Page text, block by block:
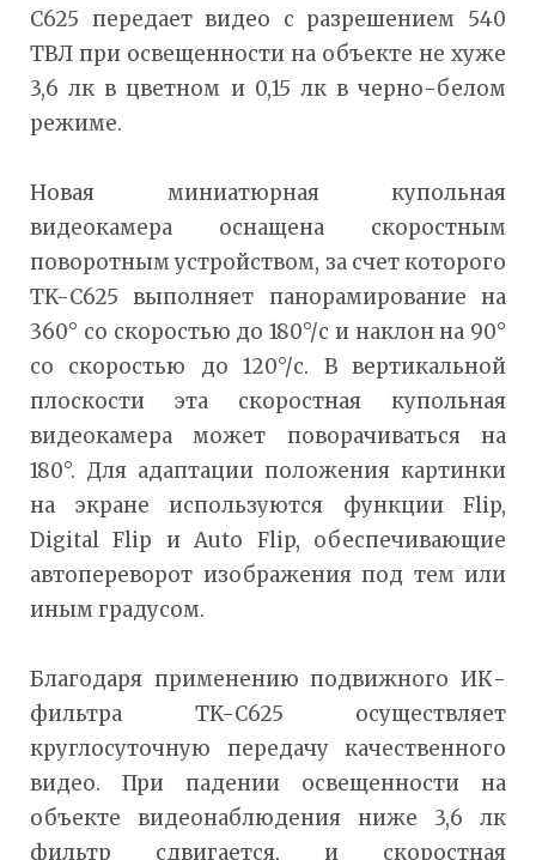
C625 передает видео с разрешением 540
ТВЛ при освещенности на объекте не хуже
3,6 лк в цветном и 0,15 лк в черно-белом
режиме.
Новая миниатюрная купольная
видеокамера оснащена скоростным
поворотным устройством, за счет которого
TK-C625 выполняет панорамирование на
360° со скоростью до 180°/с и наклон на 90°
со скоростью до 120°/с. В вертикальной
плоскости эта скоростная купольная
видеокамера может поворачиваться на
180°. Для адаптации положения картинки
на экране используются функции Flip,
Digital Flip и Auto Flip, обеспечивающие
автопереворот изображения под тем или
иным градусом.
Благодаря применению подвижного ИК-
фильтра TK-C625 осуществляет
круглосуточную передачу качественного
видео. При падении освещенности на
объекте видеонаблюдения ниже 3,6 лк
фильтр сдвигается, и скоростная